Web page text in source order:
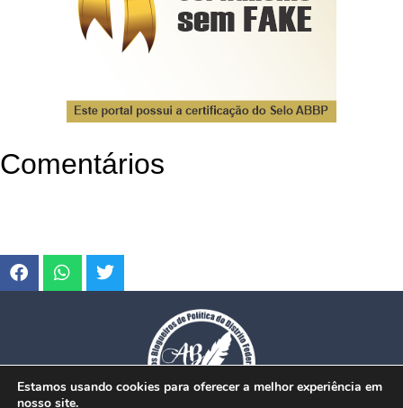
Comentários
Estamos usando cookies para oferecer a melhor experiência em
nosso site.